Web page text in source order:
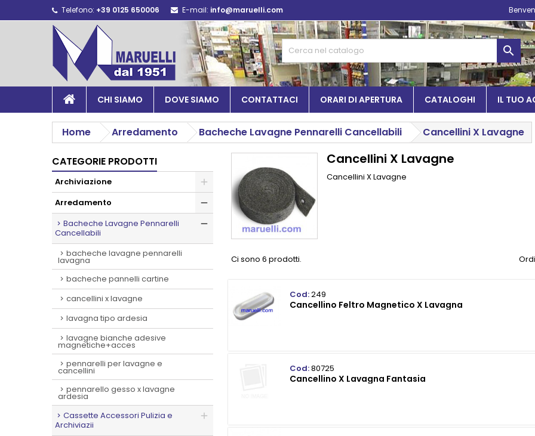
Telefono: +39 0125 650006 E-mail: info@maruelli.com

CHI SIAMO DOVE SIAMO CONTATTACI ORARI DI APERTURA CATALOGHI IL TUO
Home Arredamento Bacheche Lavagne Pennarelli Cancellabili Cancellini X Lavagne
CATEGORIE PRODOTTI
Archiviazione
Arredamento
Bacheche Lavagne Pennarelli
Cancellabili
bacheche lavagne pennarelli
lavagna
bacheche pannelli cartine
cancellini x lavagne
lavagna tipo ardesia
lavagne bianche adesive
magnetiche+acces
pennarelli per lavagne e
cancellini
pennarello gesso x lavagne
ardesia
Cassette Accessori Pulizia e
Archiviazii
Cancellini X Lavagne
Cancellini X Lavagne
Ci sono 6 prodotti.
Cod:249
Cancellino Feltro Magnetico X Lavagna
Cod:80725
Cancellino X Lavagna Fantasia